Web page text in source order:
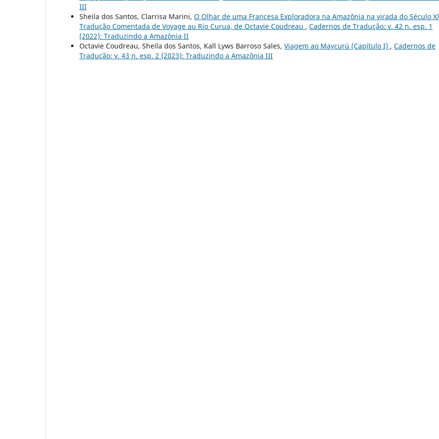
III
Sheila dos Santos, Clarrisa Marini, O Olhar de uma Francesa Exploradora na Amazônia na virada do Século
Tradução Comentada de Voyage au Rio Curua, de Octavie Coudreau , Cadernos de Tradução: v. 42 n. esp. 1
(2022): Traduzindo a Amazônia II
Octavie Coudreau, Sheila dos Santos, Kall Lyws Barroso Sales, Viagem ao Maycurú (Capítulo I) , Cadernos de
Tradução: v. 43 n. esp. 2 (2023): Traduzindo a Amazônia III